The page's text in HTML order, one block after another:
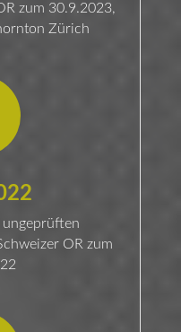
zum 30.9.2023,
Zürich
ungeprüften
OR zum